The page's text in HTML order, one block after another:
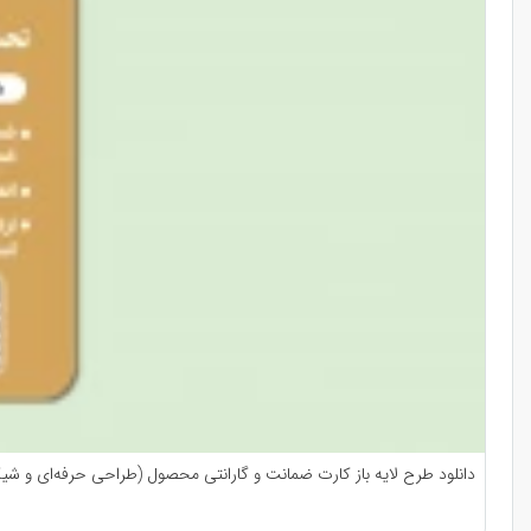
دانلود طرح لایه باز کارت ضمانت و گارانتی محصول (طراحی حرفه‌ای و